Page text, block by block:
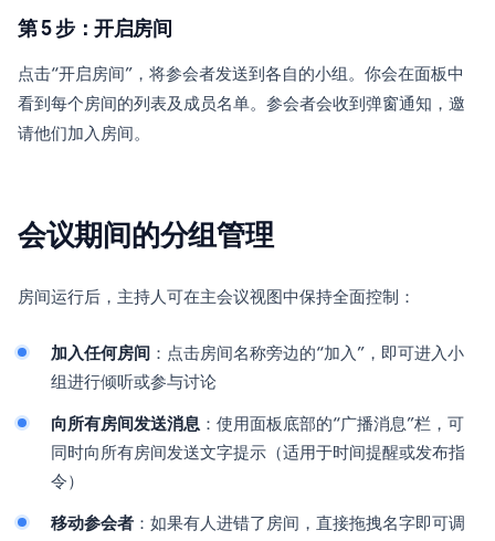
第 5 步：开启房间
点击“开启房间”，将参会者发送到各自的小组。你会在面板中
看到每个房间的列表及成员名单。参会者会收到弹窗通知，邀
请他们加入房间。
会议期间的分组管理
房间运行后，主持人可在主会议视图中保持全面控制：
加入任何房间 ：点击房间名称旁边的“加入”，即可进入小
组进行倾听或参与讨论
向所有房间发送消息 ：使用面板底部的“广播消息”栏，可
同时向所有房间发送文字提示（适用于时间提醒或发布指
令）
移动参会者 ：如果有人进错了房间，直接拖拽名字即可调